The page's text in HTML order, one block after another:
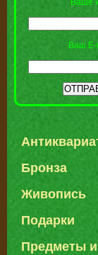
Ваше
Ваш E-
Бронза
Живопись
Подарки
Предметы